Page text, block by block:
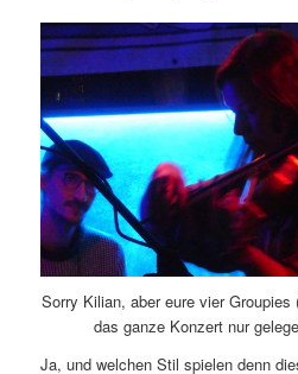
Sorry Kilian, aber eure vier
das ganze Konzert nur
Ja, und welchen Stil spielen denn